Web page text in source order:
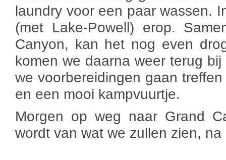
laundry voor een paar wassen.
(met Lake-Powell) erop.
Canyon, kan het nog even
komen we daarna weer terug
we voorbereidingen gaan
en een mooi kampvuurtje.
Morgen op weg naar Grand
wordt van wat we zullen zien,